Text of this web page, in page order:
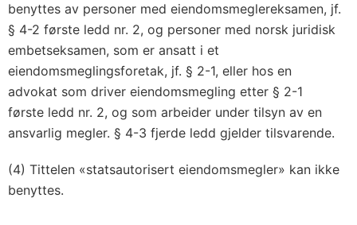
benyttes av personer med eiendomsmeglereksamen, jf.
§ 4-2 første ledd nr. 2, og personer med norsk juridisk
embetseksamen, som er ansatt i et
eiendomsmeglingsforetak, jf. § 2-1, eller hos en
advokat som driver eiendomsmegling etter § 2-1
første ledd nr. 2, og som arbeider under tilsyn av en
ansvarlig megler. § 4-3 fjerde ledd gjelder tilsvarende.
(4) Tittelen «statsautorisert eiendomsmegler» kan ikke
benyttes.